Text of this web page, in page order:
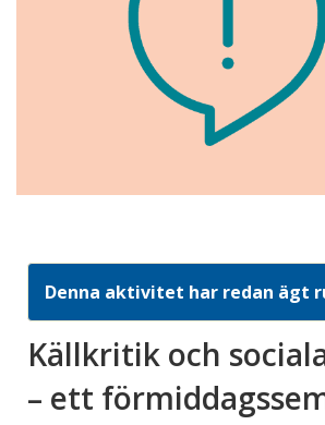
Denna aktivitet har redan ägt
Källkritik och
– ett